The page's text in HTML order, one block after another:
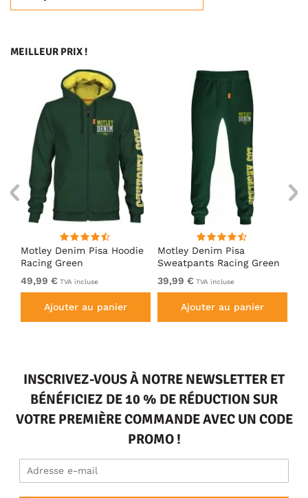
MEILLEUR PRIX !
Motley Denim Pisa Hoodie
Racing Green
49,99 € TVA incluse
Ajouter au panier
Motley Denim Pisa
Sweatpants Racing Green
39,99 € TVA incluse
Ajouter au panier
INSCRIVEZ-VOUS À NOTRE NEWSLETTER ET
BÉNÉFICIEZ DE 10 % DE RÉDUCTION SUR
VOTRE PREMIÈRE COMMANDE AVEC UN CODE
PROMO !